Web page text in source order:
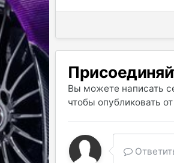
Вы можете написать
чтобы опубликовать